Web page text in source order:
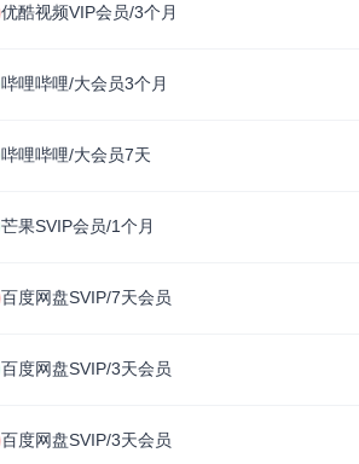
优酷视频VIP会员/3个月
哔哩哔哩/大会员3个月
哔哩哔哩/大会员7天
芒果SVIP会员/1个月
百度网盘SVIP/7天会员
百度网盘SVIP/3天会员
百度网盘SVIP/3天会员